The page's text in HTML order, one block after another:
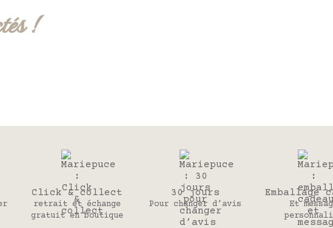
!
Click & collect
retrait et échange
gratuit en boutique
30 jours
Pour changer d’avis
Emballage
Et